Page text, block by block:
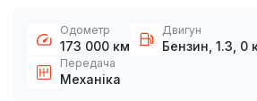
Одометр
173 000 км
Двигун
Бензин, 1.3, 0
Передача
Механіка